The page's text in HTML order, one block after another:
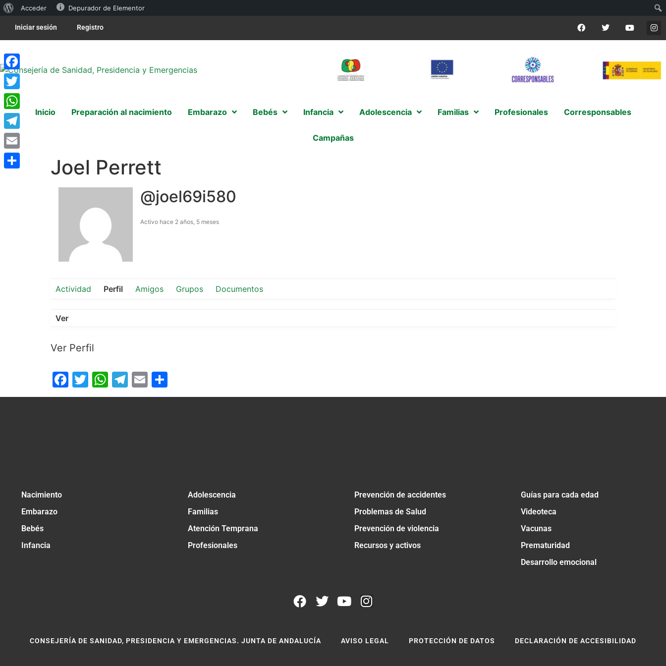
Acceder Depurador de Elementor
Iniciar sesión Registro
Inicio Preparación al nacimiento Embarazo Bebés Infancia Adolescencia Familias Profesionales Corresponsables
Campañas
Joel Perrett
@joel69i580
Activo hace 2 años, 5 meses
Actividad Perfil Amigos Grupos Documentos
Ver
Ver Perfil
Facebook
Twitter
WhatsApp
Telegram
Email
Nacimiento
Embarazo
Bebés
Infancia
Adolescencia
Familias
Atención Temprana
Profesionales
Prevención de accidentes
Problemas de Salud
Prevención de violencia
Recursos y activos
Guías para cada edad
Videoteca
Vacunas
Prematuridad
Desarrollo emocional
CONSEJERÍA DE SANIDAD, PRESIDENCIA Y EMERGENCIAS. JUNTA DE ANDALUCÍA AVISO LEGAL PROTECCIÓN DE DATOS DECLARACIÓN DE ACCESIBILIDAD
Facebook
Twitter
WhatsApp
Telegram
Email